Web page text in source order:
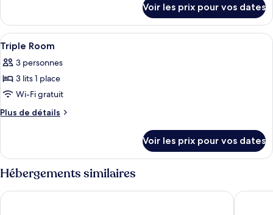
chambre :
Deluxe
2-
bed
Room
le
type
de
chambre
Deluxe
2-
Room
Voir les prix pour vos dates
Afficher
toutes
les
photos
pour
ce
chambre :
Triple
Room
Une chambre d’hôtel avec deux
12
Triple Room
3 personnes
3 lits 1 place
Wi-Fi gratuit
Plus de détails
Plus
le
type
de
Triple
Voir les prix pour vos dates
Hébergements similaires
Sotetsu Grand Fresa Taipei Ximen MGH